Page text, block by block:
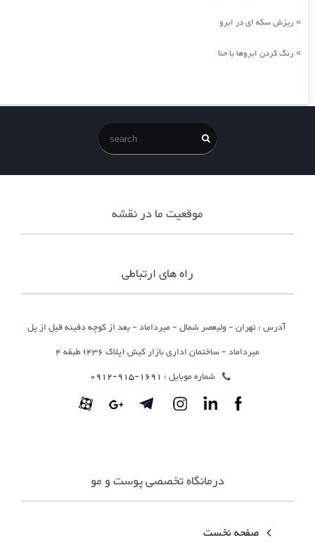
» ریزش سکه ای در ابرو
» رنگ کردن ابروها با حنا
موقعیت ما در نقشه
راه های ارتباطی
آدرس : تهران - ولیعصر شمال - میرداماد - بعد از کوچه دفینه قبل از پل
میرداماد - ساختمان اداری بازار کیش (پلاک 436) طبقه 4
شماره موبایل : 1691-915-0912
درمانگاه تخصصی پوست و مو
صفحه نخست